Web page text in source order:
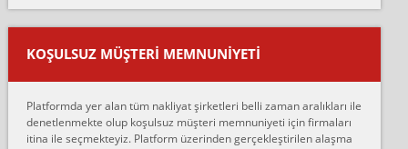
mehmet güldü:
Ankara ALİCANLAR NAKLİYAT Tutarsız ve ticari ahlak problemleri
var verdikleri fiyat teklifini arttırdılar. Sonrasında taşıma gününde
oldukça tutarsı...
Ankara Alicanlar naklyat tel 5465524025. 2600 TL'ye ankaradan
Konya ya Alicanlar naklyat la anlaştık bu şahıs evin taşınacağı gün
fiyatın mazoto gele...
KOŞULSUZ MÜŞTERI MEMNUNIYETI
Platformda yer alan tüm nakliyat şirketleri belli zaman aralıkları ile
denetlenmekte olup koşulsuz müşteri memnuniyeti için firmaları
itina ile seçmekteyiz. Platform üzerinden gerçekleştirilen alaşma